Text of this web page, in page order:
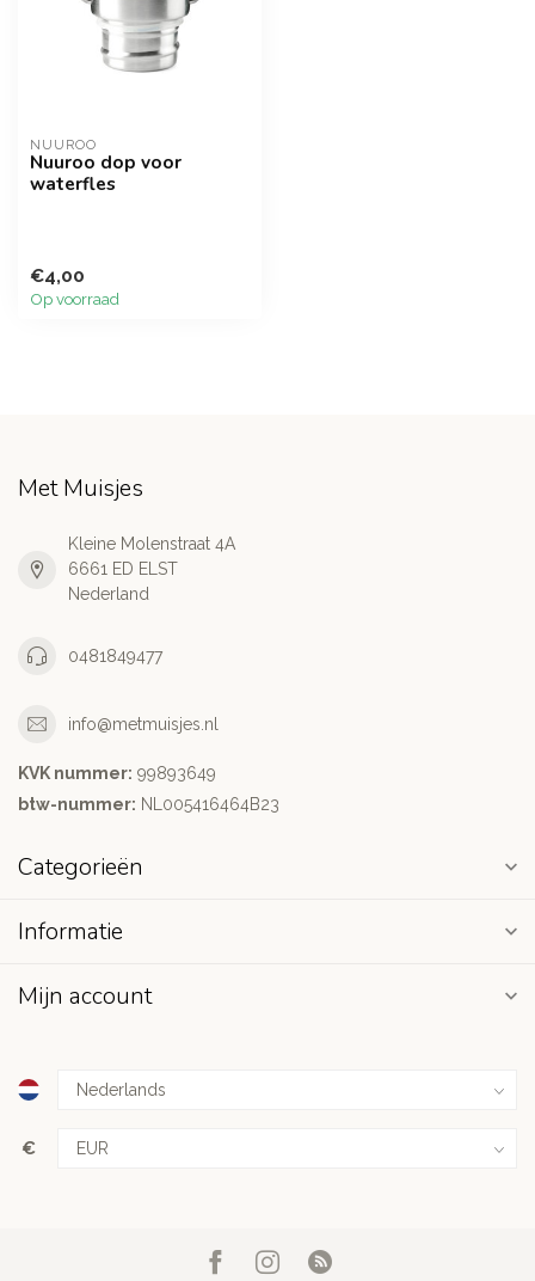
NUUROO
Nuuroo dop voor
waterfles
€4,00
Op voorraad
Met Muisjes
Kleine Molenstraat 4A
6661 ED ELST
Nederland
0481849477
info@metmuisjes.nl
KVK nummer: 99893649
btw-nummer: NL005416464B23
Categorieën
Informatie
Mijn account
€